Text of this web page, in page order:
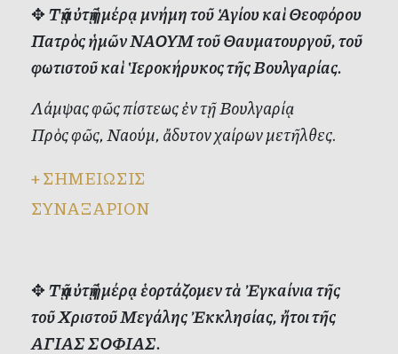
✥Τῇ αὐτῇ ἡμέρᾳ μνήμη τοῦ Ἁγίου καὶ Θεοφόρου
Πατρὸς ἡμῶν ΝΑΟΥΜ τοῦ Θαυματουργοῦ, τοῦ
φωτιστοῦ καὶ Ἱεροκήρυκος τῆς Βουλγαρίας.
Λάμψας φῶς πίστεως ἐν τῇ Βουλγαρίᾳ
Πρὸς φῶς, Ναούμ, ἄδυτον χαίρων μετῆλθες.
+ΣΗΜΕΙΩΣΙΣ
ΣΥΝΑΞΑΡΙΟΝ
✥Τῇ αὐτῇ ἡμέρᾳ ἑορτάζομεν τὰ Ἐγκαίνια τῆς
τοῦ Χριστοῦ Μεγάλης Ἐκκλησίας, ἤτοι τῆς
ΑΓΙΑΣ ΣΟΦΙΑΣ.